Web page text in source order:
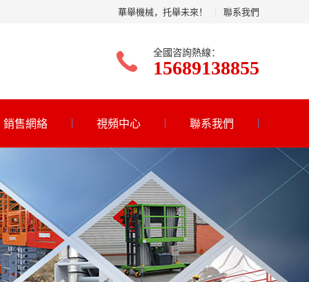
華舉機械，托舉未來！ 聯系我們
全國咨詢熱線：
15689138855
銷售網絡 視頻中心 聯系我們